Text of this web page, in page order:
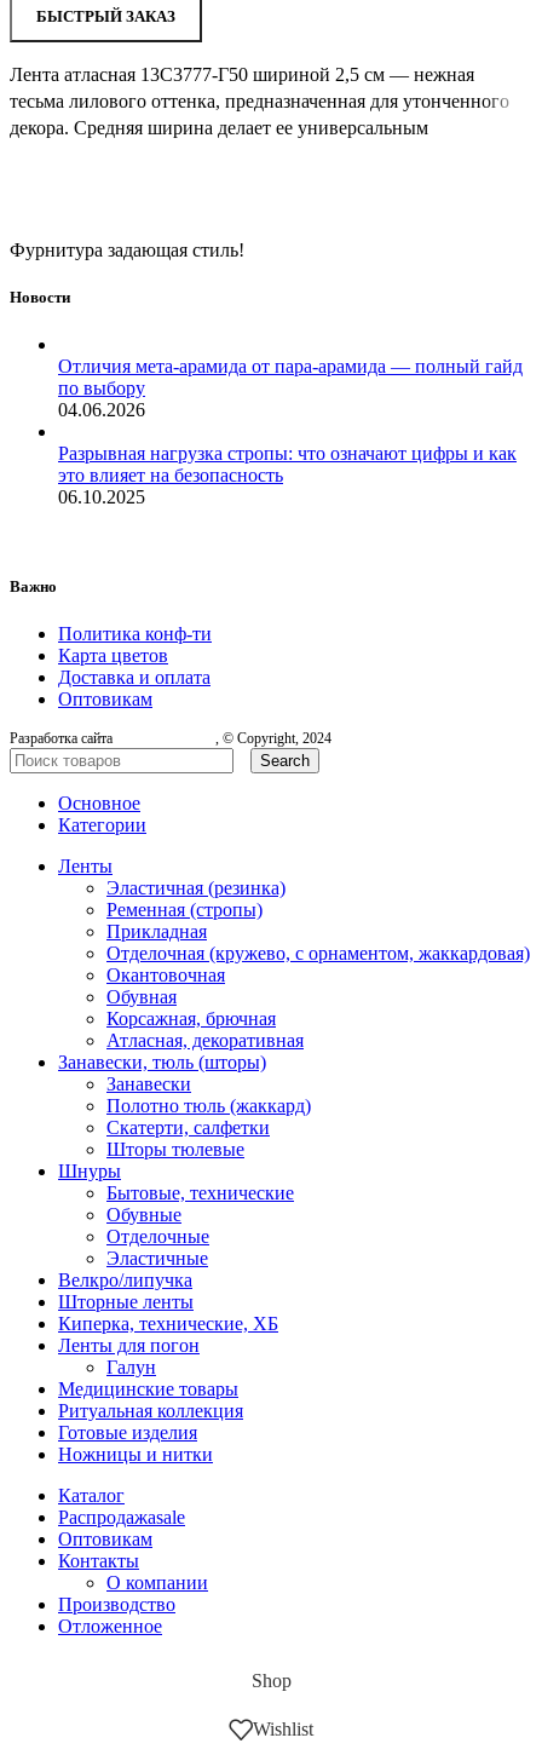
БЫСТРЫЙ ЗАКАЗ
Лента атласная 13С3777-Г50 шириной 2,5 см — нежная
тесьма лилового оттенка, предназначенная для утонченного
декора. Средняя ширина делает ее универсальным
Фурнитура задающая стиль!
Новости
Отличия мета-арамида от пара-арамида — полный гайд
по выбору
04.06.2026
Разрывная нагрузка стропы: что означают цифры и как
это влияет на безопасность
06.10.2025
Важно
Политика конф-ти
Карта цветов
Доставка и оплата
Оптовикам
Разработка сайта , © Copyright, 2024
Search
Основное
Категории
Ленты
Эластичная (резинка)
Ременная (стропы)
Прикладная
Отделочная (кружево, с орнаментом, жаккардовая)
Окантовочная
Обувная
Корсажная, брючная
Атласная, декоративная
Занавески, тюль (шторы)
Занавески
Полотно тюль (жаккард)
Скатерти, салфетки
Шторы тюлевые
Шнуры
Бытовые, технические
Обувные
Отделочные
Эластичные
Велкро/липучка
Шторные ленты
Киперка, технические, ХБ
Ленты для погон
Галун
Медицинские товары
Ритуальная коллекция
Готовые изделия
Ножницы и нитки
Каталог
Распродажаsale
Оптовикам
Контакты
О компании
Производство
Отложенное
Shop
Wishlist